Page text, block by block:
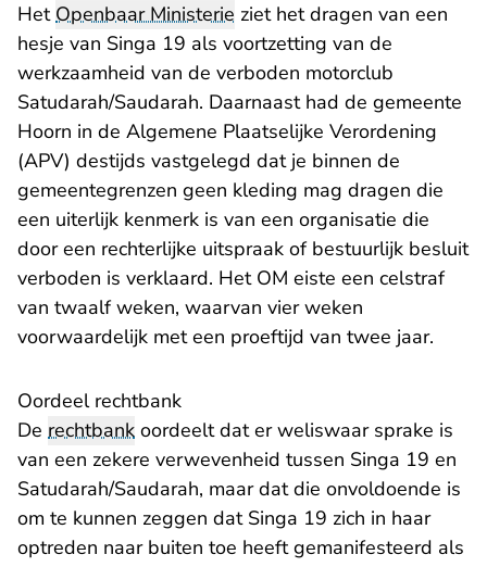
HetOpenbaar Ministerie ziet het dragen van een
hesje van Singa 19 als voortzetting van de
werkzaamheid van de verboden motorclub
Satudarah/Saudarah. Daarnaast had de gemeente
Hoorn in de Algemene Plaatselijke Verordening
(APV) destijds vastgelegd dat je binnen de
gemeentegrenzen geen kleding mag dragen die
een uiterlijk kenmerk is van een organisatie die
door een rechterlijke uitspraak of bestuurlijk besluit
verboden is verklaard. Het OM eiste een celstraf
van twaalf weken, waarvan vier weken
voorwaardelijk met een proeftijd van twee jaar.
Oordeel rechtbank
De rechtbank oordeelt dat er weliswaar sprake is
van een zekere verwevenheid tussen Singa 19 en
Satudarah/Saudarah, maar dat die onvoldoende is
om te kunnen zeggen dat Singa 19 zich in haar
optreden naar buiten toe heeft gemanifesteerd als